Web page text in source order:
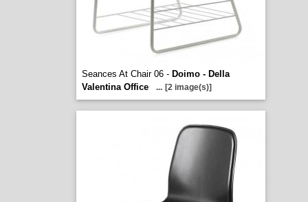
Seances At Chair 06 - Doimo - Della
Valentina Office
... [2 image(s)]